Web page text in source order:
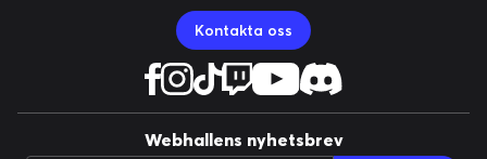
Kontakta oss
Webhallens nyhetsbrev